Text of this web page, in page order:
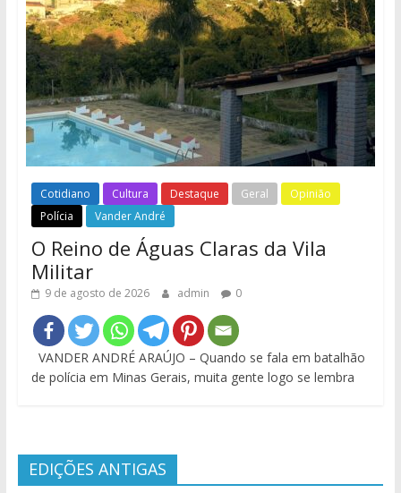
Cotidiano Cultura Destaque Geral
Opinião
Polícia
Vander André
O Reino de Águas Claras da Vila
Militar
9 de agosto de 2026 admin 0
VANDER ANDRÉ ARAÚJO – Quando se fala em batalhão
de polícia em Minas Gerais, muita gente logo se lembra
EDIÇÕES ANTIGAS